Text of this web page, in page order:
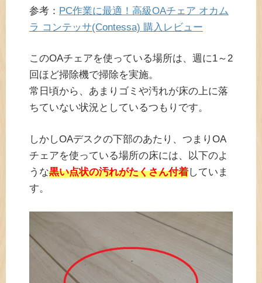
参考： PC作業に最適！高級OAチェア オカム
ラ コンテッサ(Contessa) 購入レビュー
このOAチェアを使っている場所は、週に1～2
回ほど掃除機で掃除を実施。
常日頃から、あまりゴミや汚れが床の上に落
ちていない状況としているつもりです。
しかしOAデスクの下部のあたり、つまりOA
チェアを使っている場所の床には、以下のよ
うな黒い点状の汚れがたくさん付着していま
す。